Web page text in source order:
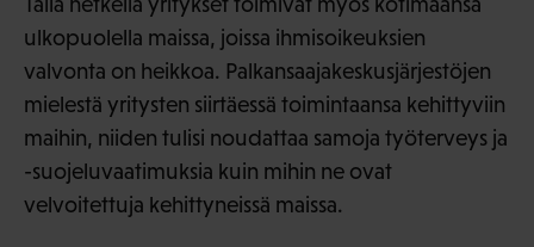
ulkopuolella maissa, joissa ihmisoikeuksien
valvonta on heikkoa. Palkansaajakeskusjärjestöjen
mielestä yritysten siirtäessä toimintaansa kehittyviin
maihin, niiden tulisi noudattaa samoja työterveys ja
-suojeluvaatimuksia kuin mihin ne ovat
velvoitettuja kehittyneissä maissa.